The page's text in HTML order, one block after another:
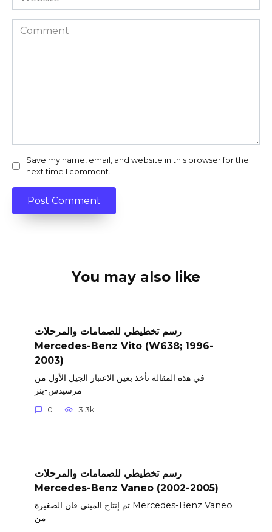
Comment
Save my name, email, and website in this browser for the
next time I comment.
You may also like
رسم تخطيطي للصمامات والمرحلات
Mercedes-Benz Vito (W638; 1996-
2003)
في هذه المقالة نأخذ بعين الاعتبار الجيل الأول من
مرسيدس-بنز
0 3.3k.
رسم تخطيطي للصمامات والمرحلات
Mercedes-Benz Vaneo (2002-2005)
تم إنتاج الميني فان الصغيرة Mercedes-Benz Vaneo
من